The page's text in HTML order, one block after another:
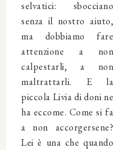
selvatici: sbocciano
senza il nostro aiuto,
ma dobbiamo fare
attenzione a non
calpestarli, a non
maltrattarli. E la
piccola Livia di doni ne
ha eccome. Come si fa
a non accorgersene?
Lei è una che quando